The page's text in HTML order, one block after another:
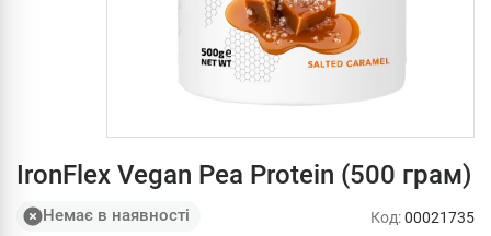
IronFlex Vegan Pea Protein (500 грам)
Немає в наявності
Код:00021735